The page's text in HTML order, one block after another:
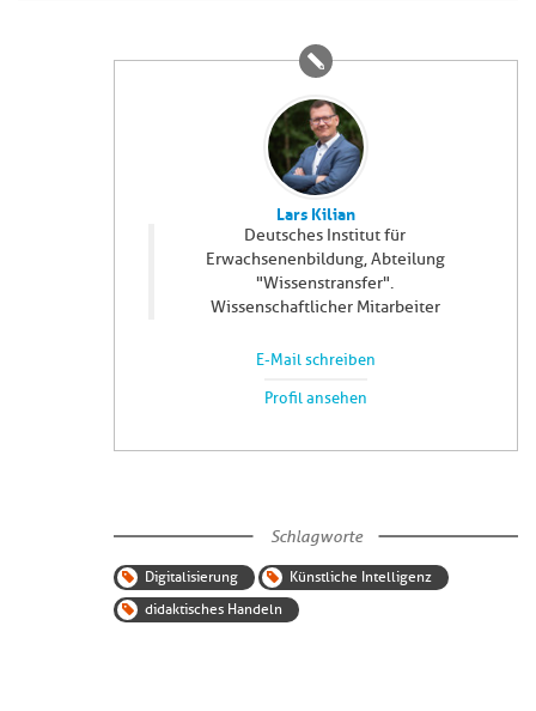
Lars Kilian
Deutsches Institut für
Erwachsenenbildung, Abteilung
"Wissenstransfer".
Wissenschaftlicher Mitarbeiter
E-Mail schreiben
Profil ansehen
Schlagworte
Digitalisierung
Künstliche Intelligenz
didaktisches Handeln